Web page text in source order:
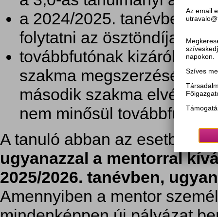
a 2024/2025. tanévben,
folytatni az ösztöndíjas
továbbfutónak kizárólag
szakma megszerzésére
második szakma
nem minősül
A tanuló abban az esetben
ugyanazzal a mentorral
2025/2026. tanévben,
Amennyiben a mentor
Az email
napokon.
Szíves